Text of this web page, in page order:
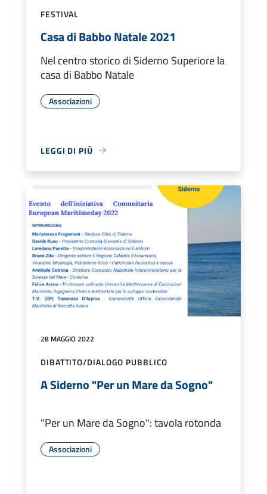
FESTIVAL
Casa di Babbo Natale 2021
Nel centro storico di Siderno Superiore la
casa di Babbo Natale
Associazioni
LEGGI DI PIÙ
28 MAGGIO 2022
DIBATTITO/DIALOGO PUBBLICO
A Siderno "Per un Mare da Sogno"
"Per un Mare da Sogno": tavola rotonda
Associazioni